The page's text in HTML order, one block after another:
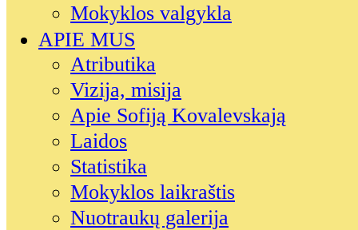
Mokyklos valgykla
APIE MUS
Atributika
Vizija, misija
Apie Sofiją Kovalevskają
Laidos
Statistika
Mokyklos laikraštis
Nuotraukų galerija